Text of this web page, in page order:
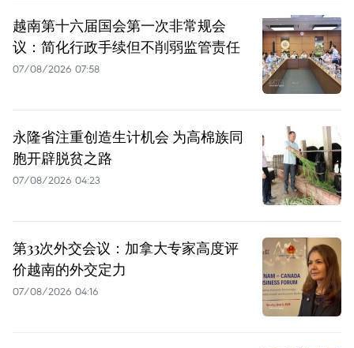
越南第十六届国会第一次非常规会
议：简化行政手续但不削弱监管责任
07/08/2026 07:58
永隆省注重创造生计机会 为高棉族同
胞开辟脱贫之路
07/08/2026 04:23
第33次外交会议：加拿大专家高度评
价越南的外交定力
07/08/2026 04:16